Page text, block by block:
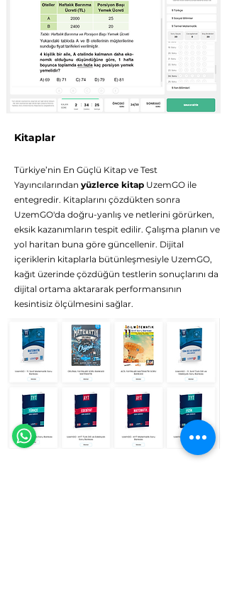
Kitaplar
Türkiye’nin En Güçlü Kitap ve Test
Yayıncılarından yüzlerce kitap UzemGO ile
entegredir. Kitaplarını çözdükten sonra
UzemGO'da doğru-yanlış ve netlerini görürken,
eksik kazanımların tespit edilir. Çalışma planın ve
yol haritan buna göre güncellenir. Dijital
içeriklerin kitaplarla bütünleşmesiyle UzemGO,
kağıt üzerinde çözdüğün testlerin sonuçlarını da
dijital ortama aktararak performansının
kesintisiz ölçülmesini sağlar.
🗓️ Çalışma Saatleri: Hergün 9:00 - 23:59
Eğitim Danışmanına Sor
Online